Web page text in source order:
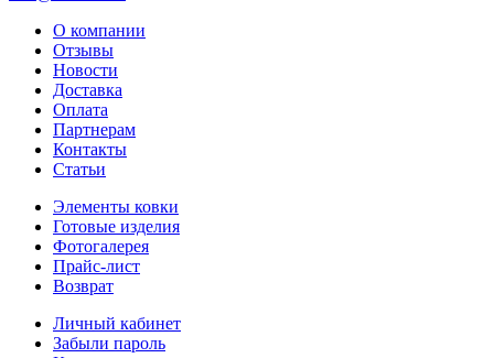
О компании
Отзывы
Новости
Доставка
Оплата
Партнерам
Контакты
Статьи
Элементы ковки
Готовые изделия
Фотогалерея
Прайс-лист
Возврат
Личный кабинет
Забыли пароль